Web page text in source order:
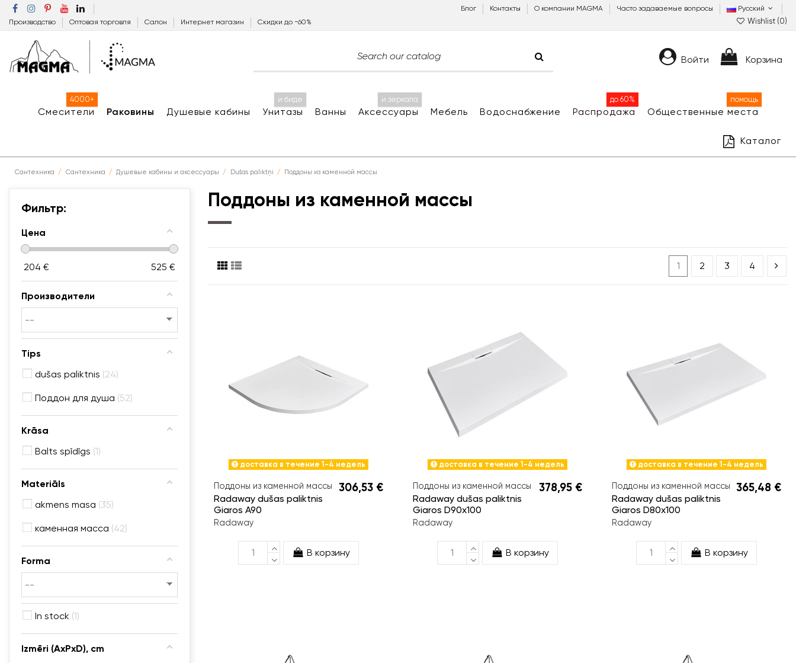
Производство Оптовая торговля Салон Интернет магазин Скидки до −60%
Блог Контакты О компании MAGMA Часто задаваемые вопросы Русский
Wishlist (0)
Войти Корзина
Смесители
4000+
Раковины Душевые кабины Унитазы
и биде
Ванны Аксессуары
и зеркала
Мебель Водоснабжение Распродажа
до 60%
Общественные места
помощь
Каталог
Сантехника Сантехника Душевые кабины и аксессуары Dušas paliktņi Поддоны из каменной массы
Поддоны из каменной массы
1 2 3 4
доставка в течение 1-4 недель
Поддоны из каменной массы
Radaway dušas paliktnis
Giaros A90
Radaway
306,53 €
В корзину
доставка в течение 1-4 недель
Поддоны из каменной массы
Radaway dušas paliktnis
Giaros D90x100
Radaway
378,95 €
В корзину
доставка в течение 1-4 недель
Поддоны из каменной массы
Radaway dušas paliktnis
Giaros D80x100
Radaway
365,48 €
В корзину
Фильтр:
Цена
204 € 525 €
Производители
Tips
dušas paliktnis 24
Поддон для душа 52
Krāsa
Balts spīdīgs 1
Materiāls
akmens masa 35
каменная масса 42
Forma
In stock 1
Izmēri (AxPxD), cm